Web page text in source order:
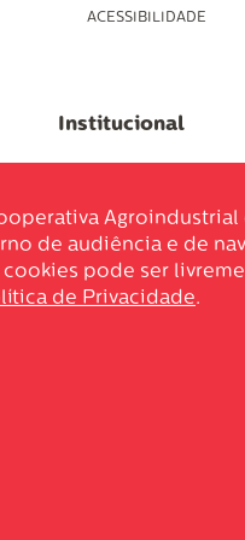
ACESSIBILIDADE
Institucional
de audiência e de
pode ser
de Privacidade.